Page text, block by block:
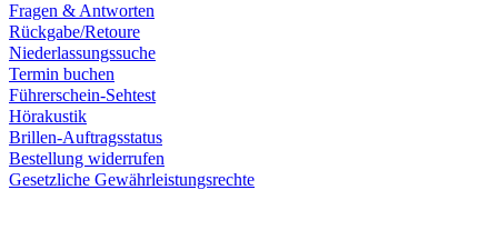
Fragen & Antworten
Rückgabe/Retoure
Niederlassungssuche
Termin buchen
Führerschein-Sehtest
Hörakustik
Brillen-Auftragsstatus
Bestellung widerrufen
Gesetzliche Gewährleistungsrechte